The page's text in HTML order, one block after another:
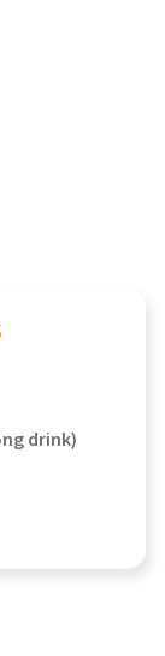
drink)